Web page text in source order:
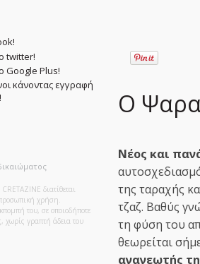
διατίθεται
χρήση.
του, σε οποιοδήποτε
χωρίς γραπτή άδεια του
Ο
Νέος και
της ταραχής
τζαζ. Βαθύς
τη φύση του
θεωρείται
ανανεωτής